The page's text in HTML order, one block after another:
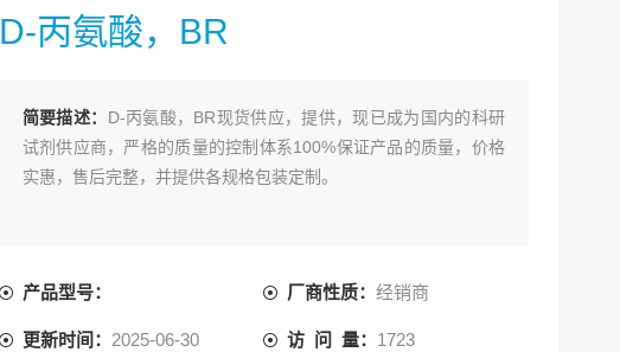
D-丙氨酸，BR
简要描述： D-丙氨酸，BR现货供应，提供，现已成为国内的科研
试剂供应商，严格的质量的控制体系100%保证产品的质量，价格
实惠，售后完整，并提供各规格包装定制。
产品型号： 厂商性质：经销商
更新时间： 2025-06-30 访 问 量： 1723